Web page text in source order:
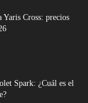
Cross: precios
Spark: ¿Cuál es el